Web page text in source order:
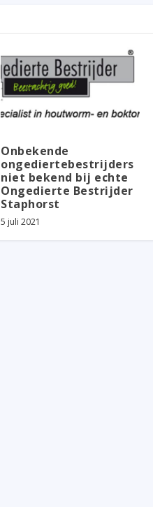
Onbekende
ongediertebestrijders
niet bekend bij echte
Ongedierte Bestrijder
Staphorst
5 juli 2021